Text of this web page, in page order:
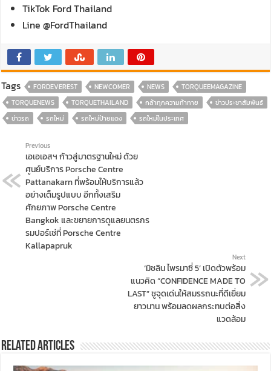
TikTok Ford Thailand
Line @FordThailand
Tags FORDEVEREST NEWCOMER NEWS
TORQUEEMAGAZINE
TORQUENEWS
TORQUETHAILAND กล้าทุกความท้าทาย
ข่าวประชาสัมพันธ์
ข่าวรถ
รถใหม่ รถใหม่ป้ายแดง รถใหม่ในประเทศ
Previous
เอเอเอสฯ ก้าวสู่มาตรฐานใหม่ ด้วย
ศูนย์บริการ Porsche Centre
Pattanakarn ที่พร้อมให้บริการแล้ว
อย่างเต็มรูปแบบ อีกทั้งเสริม
ศักยภาพ Porsche Centre
Bangkok และขยายการดูแลยนตรกร
รมปอร์เช่ที่ Porsche Centre
Kallapapruk
Next
‘มิชลิน ไพรมาซี่ 5’ เปิดตัวพร้อม
แนวคิด “CONFIDENCE MADE TO
LAST” ชูจุดเด่นให้สมรรถนะที่ดีเยี่ยม
ยาวนาน พร้อมลดผลกระทบต่อสิ่ง
แวดล้อม
Related Articles